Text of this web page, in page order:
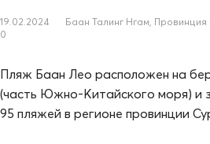
19.02.2024 Баан Талинг Нгам, Провинция
0
Пляж Баан Лео расположен на
(часть Южно-Китайского моря) и
95 пляжей в регионе провинции